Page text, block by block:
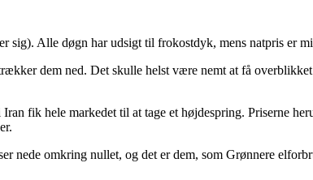
sig). Alle døgn har udsigt til frokostdyk, mens natpris er
dem ned. Det skulle helst være nemt at få
fik hele markedet til at tage et højdespring. Priserne
nede omkring nullet, og det er dem, som Grønnere